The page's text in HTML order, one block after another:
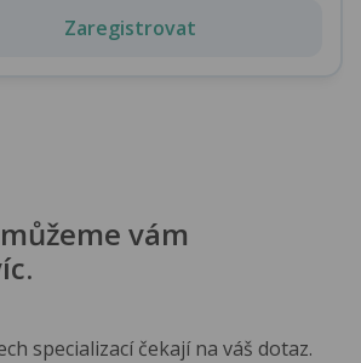
Zaregistrovat
vám
specializací čekají na váš dotaz.